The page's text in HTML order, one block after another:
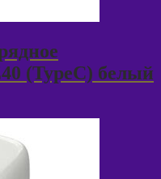
(TypeC) белый